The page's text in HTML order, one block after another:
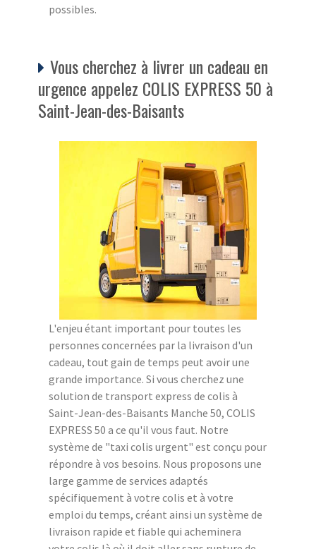
possibles.
Vous cherchez à livrer un cadeau en
urgence appelez COLIS EXPRESS 50 à
Saint-Jean-des-Baisants
L'enjeu étant important pour toutes les
personnes concernées par la livraison d'un
cadeau, tout gain de temps peut avoir une
grande importance. Si vous cherchez une
solution de transport express de colis à
Saint-Jean-des-Baisants Manche 50, COLIS
EXPRESS 50 a ce qu'il vous faut. Notre
système de "taxi colis urgent" est conçu pour
répondre à vos besoins. Nous proposons une
large gamme de services adaptés
spécifiquement à votre colis et à votre
emploi du temps, créant ainsi un système de
livraison rapide et fiable qui acheminera